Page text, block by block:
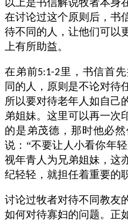
以上是书信解说牧者本身
在讨论过这个原则后，书
待不同的人，让他们可以
上有所助益。
在弟前5:1-2里，书信首
同的人，原则是不论对待
所以要对待老年人如自己
弟姐妹。这里可以再一次
的是弟茂德，那时他必
说：“不要让人小看你年轻
视年青人为兄弟姐妹，这
纪轻轻，就担任着重要的
讨论过牧者对待不同教友
如何对待寡妇的问题。正